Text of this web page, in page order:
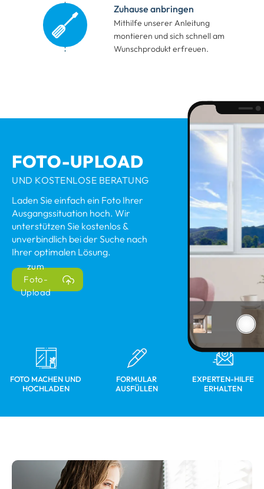
Zuhause anbringen
Mithilfe unserer Anleitung
montieren und sich schnell am
Wunschprodukt erfreuen.
FOTO-UPLOAD
UND KOSTENLOSE BERATUNG
Laden Sie einfach ein Foto Ihrer
Ausgangssituation hoch. Wir
unterstützen Sie kostenlos &
unverbindlich bei der Suche nach
Ihrer optimalen Lösung.
zum
Foto-
Upload
FOTO MACHEN UND
HOCHLADEN
FORMULAR
AUSFÜLLEN
EXPERTEN-HILFE
ERHALTEN